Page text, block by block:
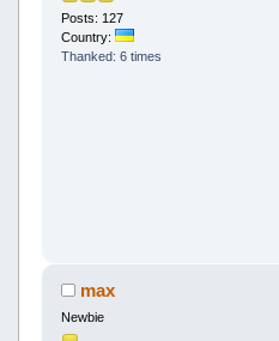
Posts: 127
Country:
Thanked: 6 times
max
Newbie